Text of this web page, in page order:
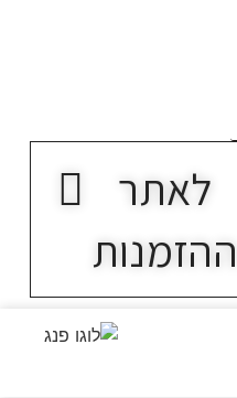
לאתר
ההזמנות